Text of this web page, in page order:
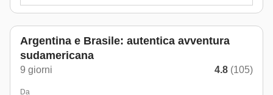
Argentina e Brasile: autentica avventura
sudamericana
9 giorni 4.8 (105)
Da